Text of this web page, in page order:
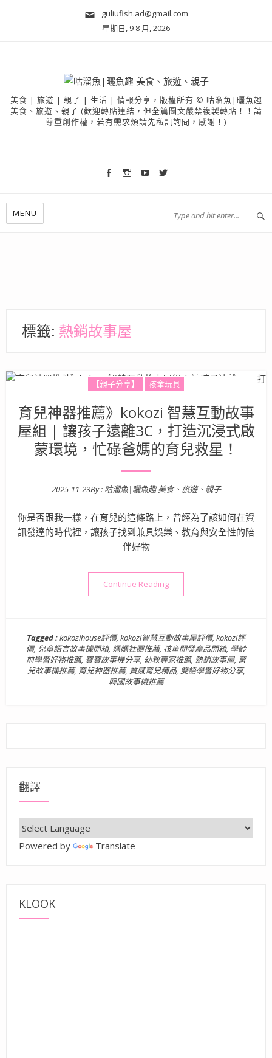
guliufish.ad@gmail.com
星期日, 9 8 月, 2026
美食 | 旅遊 | 親子 | 生活 | 情報分享，版權所有 © 咕溜魚|曬魚趣
美食、旅遊、親子 (歡迎轉貼連結，但全篇圖文嚴禁複製轉貼！！請
尊重創作權，若有需求煩請先私訊詢問，感謝！)
MENU
標籤: 熱銷故事屋
【親子分享】 孩童玩具
育兒神器推薦》kokozi 智慧互動故事
屋組 | 讓孩子遠離3C，打造沉浸式啟
蒙環境，忙碌爸媽的育兒救星！
Posted on
2025-11-23By : 咕溜魚|曬魚趣 美食、旅遊、親子
你是否跟我一樣，在育兒的這條路上，曾經為了該如何在資
訊發達的時代裡，讓孩子找到兼具娛樂、教育與安全性的陪
伴好物
Continue Reading“育兒神器推薦》kokozi 智
Tagged :kokozihouse評價, kokozi智慧互動故事屋評價, kokozi評
價, 兒童語言故事機開箱, 媽媽社團推薦, 孩童開發產品開箱, 學齡
前學習好物推薦, 寶寶故事機分享, 幼教專家推薦, 熱銷故事屋, 育
兒故事機推薦, 育兒神器推薦, 質感育兒精品, 雙語學習好物分享,
韓國故事機推薦
翻譯
Powered by Translate
KLOOK